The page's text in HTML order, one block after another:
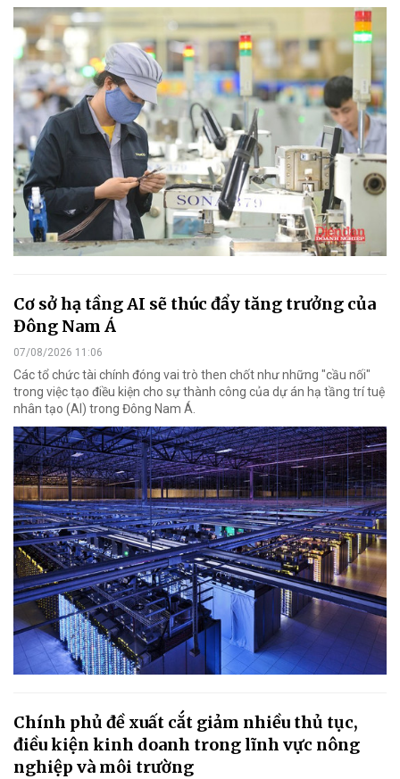
Cơ sở hạ tầng AI sẽ thúc đẩy tăng trưởng của
Đông Nam Á
07/08/2026 11:06
Các tổ chức tài chính đóng vai trò then chốt như những "cầu nối"
trong việc tạo điều kiện cho sự thành công của dự án hạ tầng trí tuệ
nhân tạo (AI) trong Đông Nam Á.
Chính phủ đề xuất cắt giảm nhiều thủ tục,
điều kiện kinh doanh trong lĩnh vực nông
nghiệp và môi trường